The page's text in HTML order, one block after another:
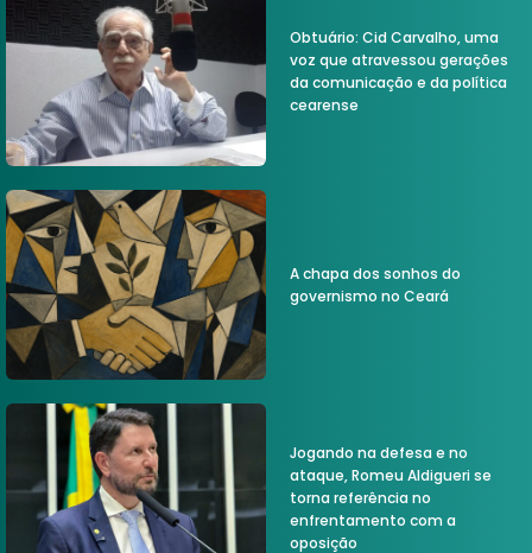
Obtuário: Cid Carvalho, uma
voz que atravessou gerações
da comunicação e da política
cearense
A chapa dos sonhos do
governismo no Ceará
Jogando na defesa e no
ataque, Romeu Aldigueri se
torna referência no
enfrentamento com a
oposição